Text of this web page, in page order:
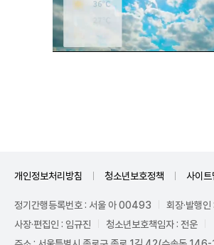
개인정보처리방침 청소년보호정책 사이트
정기간행등록번호 : 서울 아 00493
회장·발행인
사장·편집인 : 임규진
청소년보호책임자 : 전운